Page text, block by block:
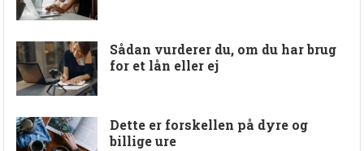
Sådan vurderer du, om du har brug
for et lån eller ej
Dette er forskellen på dyre og
billige ure